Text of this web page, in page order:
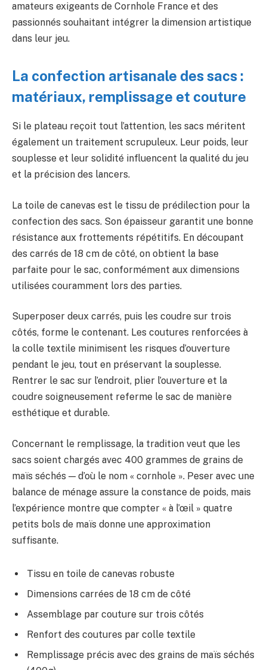
amateurs exigeants de Cornhole France et des
passionnés souhaitant intégrer la dimension artistique
dans leur jeu.
La confection artisanale des sacs :
matériaux, remplissage et couture
Si le plateau reçoit tout l’attention, les sacs méritent
également un traitement scrupuleux. Leur poids, leur
souplesse et leur solidité influencent la qualité du jeu
et la précision des lancers.
La toile de canevas est le tissu de prédilection pour la
confection des sacs. Son épaisseur garantit une bonne
résistance aux frottements répétitifs. En découpant
des carrés de 18 cm de côté, on obtient la base
parfaite pour le sac, conformément aux dimensions
utilisées couramment lors des parties.
Superposer deux carrés, puis les coudre sur trois
côtés, forme le contenant. Les coutures renforcées à
la colle textile minimisent les risques d’ouverture
pendant le jeu, tout en préservant la souplesse.
Rentrer le sac sur l’endroit, plier l’ouverture et la
coudre soigneusement referme le sac de manière
esthétique et durable.
Concernant le remplissage, la tradition veut que les
sacs soient chargés avec 400 grammes de grains de
maïs séchés — d’où le nom « cornhole ». Peser avec une
balance de ménage assure la constance de poids, mais
l’expérience montre que compter « à l’œil » quatre
petits bols de maïs donne une approximation
suffisante.
Tissu en toile de canevas robuste
Dimensions carrées de 18 cm de côté
Assemblage par couture sur trois côtés
Renfort des coutures par colle textile
Remplissage précis avec des grains de maïs séchés